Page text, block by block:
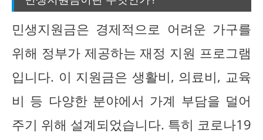
민생지원금은 경제적으로 어려운 가구를
위해 정부가 제공하는 재정 지원 프로그램
입니다. 이 지원금은 생활비, 의료비, 교육
비 등 다양한 분야에서 가계 부담을 덜어
주기 위해 설계되었습니다. 특히 코로나19